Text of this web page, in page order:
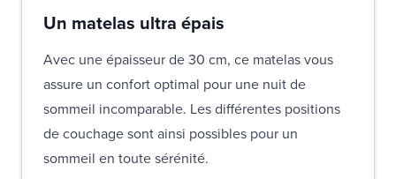
Un matelas ultra épais
Avec une épaisseur de 30 cm, ce matelas vous
assure un confort optimal pour une nuit de
sommeil incomparable. Les différentes positions
de couchage sont ainsi possibles pour un
sommeil en toute sérénité.